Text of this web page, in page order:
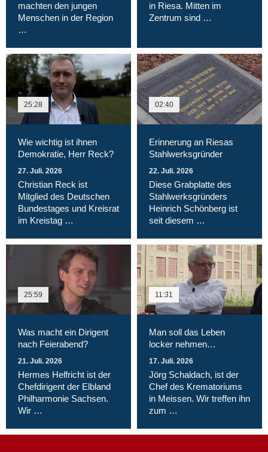
machten den jungen
Menschen in der Region
…
in Riesa. Mitten im
Zentrum sind …
25:28
Wie wichtig ist ihnen
Demokratie, Herr Reck?
27. Juli. 2026
Christian Reck ist
Mitglied des Deutschen
Bundestages und Kreisrat
im Kreistag …
02:40
Erinnerung an Riesas
Stahlwerksgründer
22. Juli. 2026
Diese Grabplatte des
Stahlwerksgründers
Heinrich Schönberg ist
seit diesem …
25:59
Was macht ein Dirigent
nach Feierabend?
21. Juli. 2026
Hermes Helfricht ist der
Chefdirigent der Elbland
Philharmonie Sachsen.
Wir …
11:31
Man soll das Leben
locker nehmen…
17. Juli. 2026
Jörg Schaldach, ist der
Chef des Krematoriums
in Meissen. Wir treffen ihn
zum …